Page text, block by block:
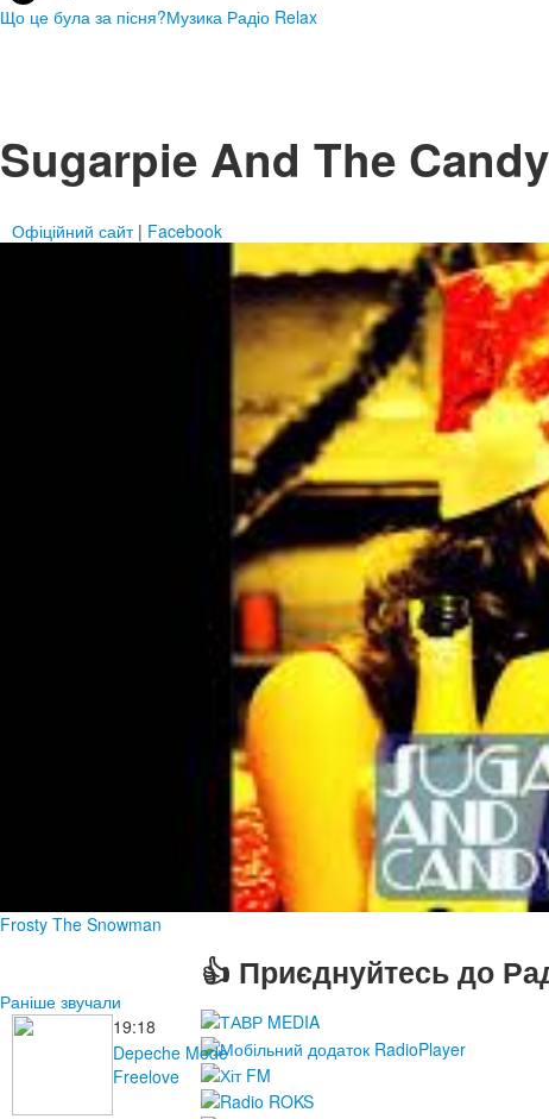
Раніше звучали
19:18
Depeche Mode
Freelove
Що це була за пісня?Музика Радіо Relax
Sugarpie And The
Офіційний сайт| Facebook
Frosty The Snowman
👍 Приєднуйтесь до